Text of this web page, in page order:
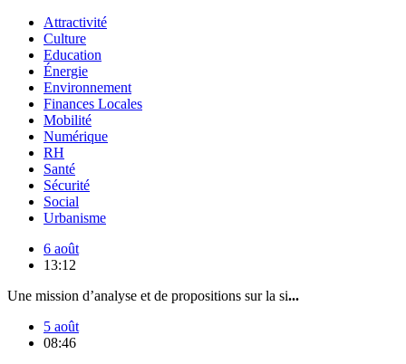
Attractivité
Culture
Education
Énergie
Environnement
Finances Locales
Mobilité
Numérique
RH
Santé
Sécurité
Social
Urbanisme
6 août
13:12
Une mission d’analyse et de propositions sur la si...
5 août
08:46